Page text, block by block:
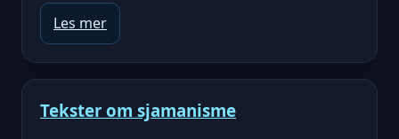
Les mer
Tekster om sjamanisme